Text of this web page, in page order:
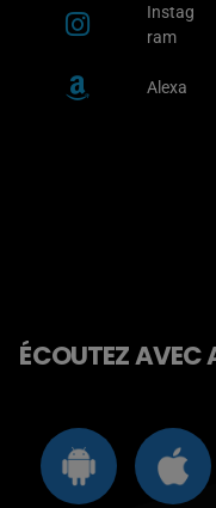
Instag
ram
Alexa
ÉCOUTEZ AVEC